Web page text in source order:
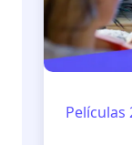
Películas